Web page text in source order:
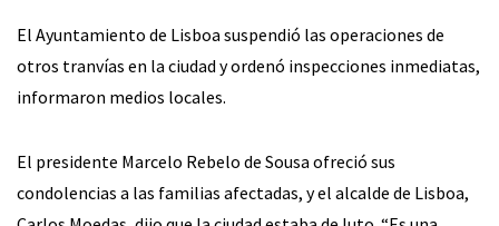
El Ayuntamiento de Lisboa suspendió las operaciones de
otros tranvías en la ciudad y ordenó inspecciones inmediatas,
informaron medios locales.
El presidente Marcelo Rebelo de Sousa ofreció sus
condolencias a las familias afectadas, y el alcalde de Lisboa,